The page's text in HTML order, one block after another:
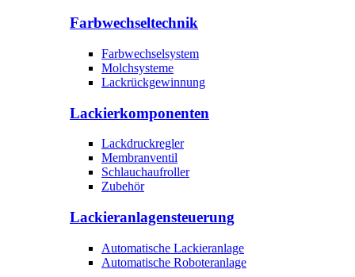
Farbwechseltechnik
Farbwechselsystem
Molchsysteme
Lackrückgewinnung
Lackierkomponenten
Lackdruckregler
Membranventil
Schlauchaufroller
Zubehör
Lackieranlagensteuerung
Automatische Lackieranlage
Automatische Roboteranlage